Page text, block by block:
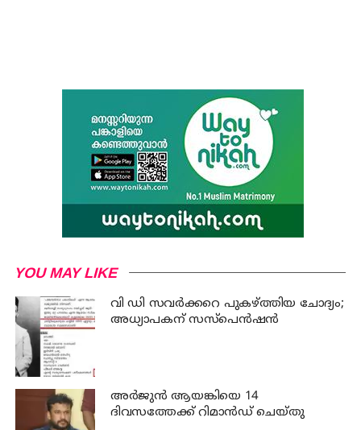
YOU MAY LIKE
വി ഡി സവര്‍ക്കറെ പുകഴ്ത്തിയ ചോദ്യം;
അധ്യാപകന് സസ്പെന്‍ഷന്‍
അര്‍ജുന്‍ ആയങ്കിയെ 14
ദിവസത്തേക്ക് റിമാൻഡ് ചെയ്തു